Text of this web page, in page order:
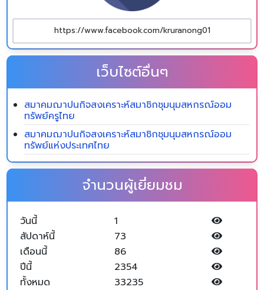
https://www.facebook.com/kruranong01
เว็บไซต์อื่นๆ
สมาคมฌาปนกิจสงเคราะห์สมาชิกชุมนุมสหกรณ์ออม
ทรัพย์ครูไทย
สมาคมฌาปนกิจสงเคราะห์สมาชิกชุมนุมสหกรณ์ออม
ทรัพย์แห่งประเทศไทย
จำนวนผู้เยี่ยมชม
วันนี้
1
สัปดาห์นี้
73
เดือนนี้
86
ปีนี้
2354
ทั้งหมด
33235